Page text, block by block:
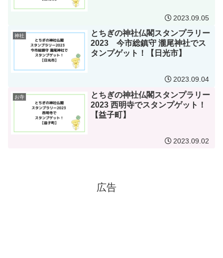
2023.09.05
神社
とちぎの神社仏閣スタンプラリー
2023 今市総鎮守 瀧尾神社でス
タンプゲット！【日光市】
2023.09.04
お寺
とちぎの神社仏閣スタンプラリー
2023 西明寺でスタンプゲット！
【益子町】
2023.09.02
広告